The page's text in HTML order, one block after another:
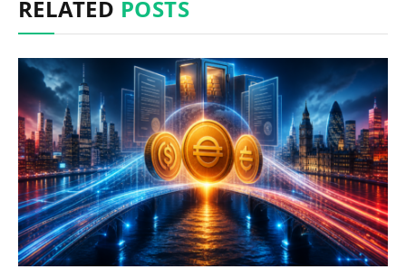
RELATED POSTS